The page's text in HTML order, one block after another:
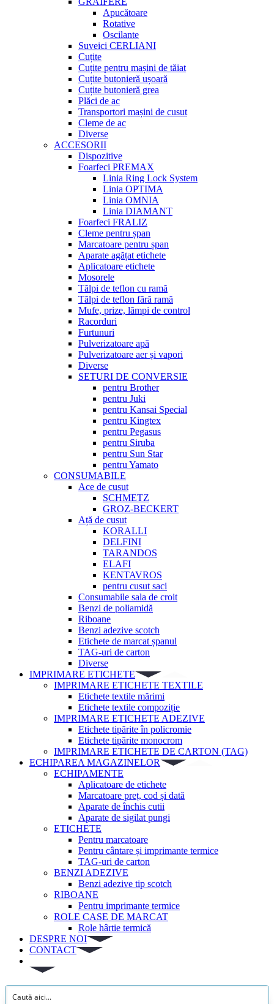
Apucătoare
Rotative
Oscilante
Suveici CERLIANI
Cuțite
Cuțite pentru mașini de tăiat
Cuțite butonieră ușoară
Cuțite butonieră grea
Plăci de ac
Transportori mașini de cusut
Cleme de ac
Diverse
ACCESORII
Dispozitive
Foarfeci PREMAX
Linia Ring Lock System
Linia OPTIMA
Linia OMNIA
Linia DIAMANT
Foarfeci FRALIZ
Cleme pentru șpan
Marcatoare pentru șpan
Aparate agățat etichete
Aplicatoare etichete
Mosorele
Tălpi de teflon cu ramă
Tălpi de teflon fără ramă
Mufe, prize, lămpi de control
Racorduri
Furtunuri
Pulverizatoare apă
Pulverizatoare aer și vapori
Diverse
SETURI DE CONVERSIE
pentru Brother
pentru Juki
pentru Kansai Special
pentru Kingtex
pentru Pegasus
pentru Siruba
pentru Sun Star
pentru Yamato
CONSUMABILE
Ace de cusut
SCHMETZ
GROZ-BECKERT
Ață de cusut
KORALLI
DELFINI
TARANDOS
ELAFI
KENTAVROS
pentru cusut saci
Consumabile sala de croit
Benzi de poliamidă
Riboane
Benzi adezive scotch
Etichete de marcat șpanul
TAG-uri de carton
Diverse
IMPRIMARE ETICHETE
IMPRIMARE ETICHETE TEXTILE
Etichete textile mărimi
Etichete textile compoziție
IMPRIMARE ETICHETE ADEZIVE
Etichete tipărite în policromie
Etichete tipărite monocrom
IMPRIMARE ETICHETE DE CARTON (TAG)
ECHIPAREA MAGAZINELOR
ECHIPAMENTE
Aplicatoare de etichete
Marcatoare preț, cod și dată
Aparate de închis cutii
Aparate de sigilat pungi
ETICHETE
Pentru marcatoare
Pentru cântare și imprimante termice
TAG-uri de carton
BENZI ADEZIVE
Benzi adezive tip scotch
RIBOANE
Pentru imprimante termice
ROLE CASE DE MARCAT
Role hârtie termică
DESPRE NOI
CONTACT